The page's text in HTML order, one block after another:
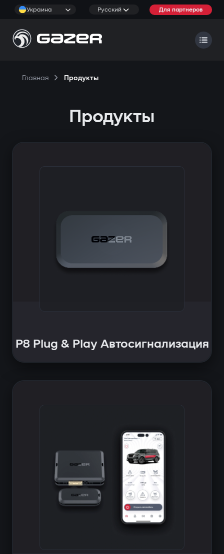
Украина Русский Для партнеров
Главная Продукты
Продукты
P8 Plug & Play Автосигнализация